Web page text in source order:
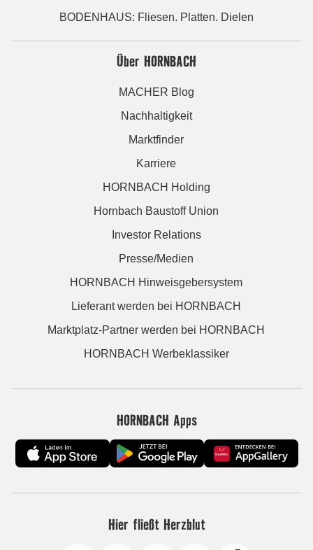
BODENHAUS: Fliesen. Platten. Dielen
Über HORNBACH
MACHER Blog
Nachhaltigkeit
Marktfinder
Karriere
HORNBACH Holding
Hornbach Baustoff Union
Investor Relations
Presse/Medien
HORNBACH Hinweisgebersystem
Lieferant werden bei HORNBACH
Marktplatz-Partner werden bei HORNBACH
HORNBACH Werbeklassiker
HORNBACH Apps
Hier fließt Herzblut